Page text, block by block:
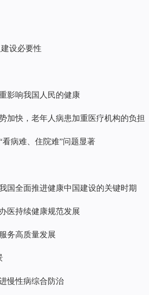
设必要性
影响我国人民的健康
加快，老年人病患加重医疗机构的负担
看病难、住院难”问题显著
国全面推进健康中国建设的关键时期
医持续健康规范发展
务高质量发展
慢性病综合防治